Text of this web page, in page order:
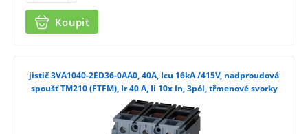
Koupit
jistič 3VA1040-2ED36-0AA0, 40A, Icu 16kA /415V, nadproudová
spoušť TM210 (FTFM), Ir 40 A, Ii 10x In, 3pól, třmenové svorky